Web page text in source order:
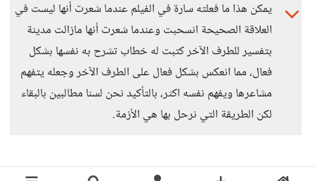
يمكن هذا ما فعلته سارة في الفيلم عندما شعرت أنها ليست في
العلاقة الصحيحة انسحبت وعندما شعرت أنها مازالت مدينة
بتفسير للطرف الآخر كتبت له خطاب تشرح به نفسها بشكل
فعال، مما انعكس بشكل فعال على الطرف الآخر وجعله يتفهم
مشاعرها ويفهم نفسه اكثر، بالتأكيد نحن لسنا مطالبين بالبقاء
لكن الطريقة التي نرحل بها هي الأزمة.